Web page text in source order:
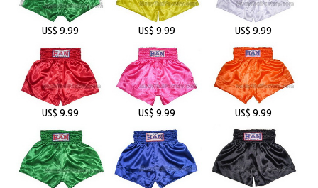
US$ 9.99 US$ 9.99 US$ 9.99
US$ 9.99 US$ 9.99 US$ 9.99